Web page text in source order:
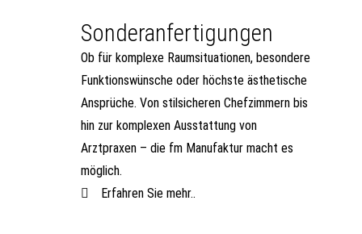
Sonderanfertigungen
Ob für komplexe Raumsituationen, besondere
Funktionswünsche oder höchste ästhetische
Ansprüche. Von stilsicheren Chefzimmern bis
hin zur komplexen Ausstattung von
Arztpraxen – die fm Manufaktur macht es
möglich.
Erfahren Sie mehr..